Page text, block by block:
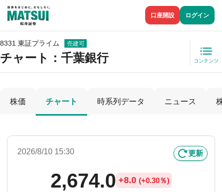
口座開設 ログイン
8331 東証プライム 売建可
チャート： 千葉銀行 コンテンツ
株価 チャート 時系列データ ニュース
2026/8/10 15:30 更新
2,674.0 +8.0 (+0.30％)